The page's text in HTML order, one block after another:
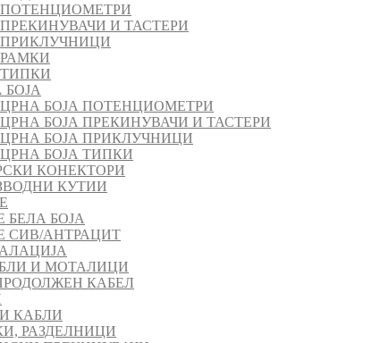
ПОТЕНЦИОМЕТРИ
ПРEКИНУВАЧИ И ТАСТЕРИ
ПРИКЛУЧНИЦИ
РАМКИ
ТИПКИ
ЦРНА БОЈА ПОТЕНЦИОМЕТРИ
ЦРНА БОЈА ПРЕКИНУВАЧИ И ТАСТЕРИ
ЦРНА БОЈА ПРИКЛУЧНИЦИ
ЦРНА БОЈА ТИПКИ
КОНЕКТОРИ
КУТИИ
БЕЛА БОЈА
СИВ/АНТРАЦИТ
И МОТАЛИЦИ
КАБЕЛ
КАБЛИ
РАЗДЕЛНИЦИ